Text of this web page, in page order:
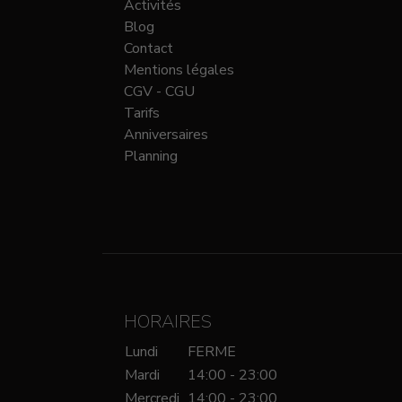
Activités
Blog
Contact
Mentions légales
CGV - CGU
Tarifs
Anniversaires
Planning
HORAIRES
Lundi
FERME
Mardi
14:00 - 23:00